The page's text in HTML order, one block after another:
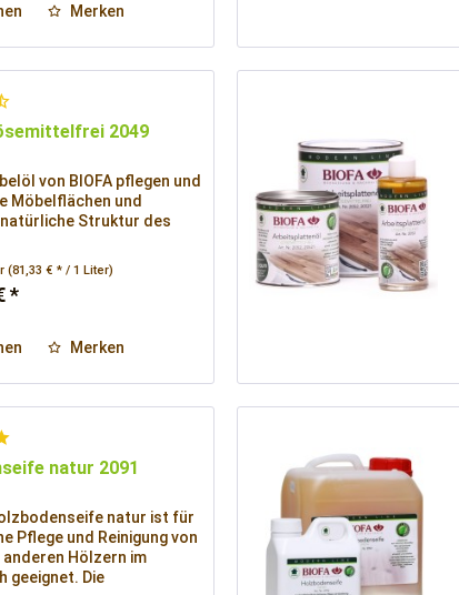
Merken
2049
von BIOFA pflegen und
Möbelflächen und
natürliche Struktur des
(81,33 € * / 1 Liter)
*
Merken
natur 2091
natur ist für
Pflege und Reinigung von
Hölzern im
geeignet. Die